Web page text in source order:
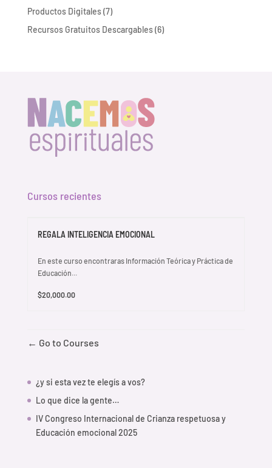
productos
Productos Digitales 77
productos
Recursos Gratuitos Descargables 66
Cursos recientes
REGALA INTELIGENCIA EMOCIONAL
En este curso encontraras Información Teórica y Práctica de
Educación...
$20,000.00
Go to Courses
¿y si esta vez te elegís a vos?
Lo que dice la gente…
IV Congreso Internacional de Crianza respetuosa y
Educación emocional 2025